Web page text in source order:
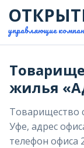
управляющие
жилья
Товарищество
Уфе, адрес
телефон офиса